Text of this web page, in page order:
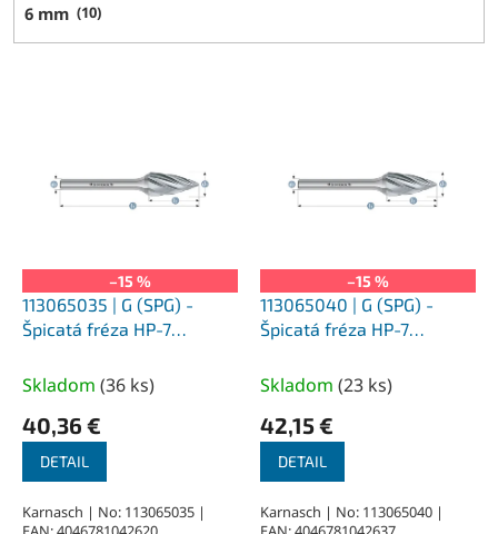
6 mm 10
–15 %
113065035 | G (SPG) -
Špicatá fréza HP-7
nepovlakované
Skladom (36 ks)
40,36 €
DETAIL
Karnasch | No: 113065035 |
–15 %
113065040 | G (SPG) -
Špicatá fréza HP-7
nepovlakované
Skladom (23 ks)
42,15 €
DETAIL
Karnasch | No: 113065040 |